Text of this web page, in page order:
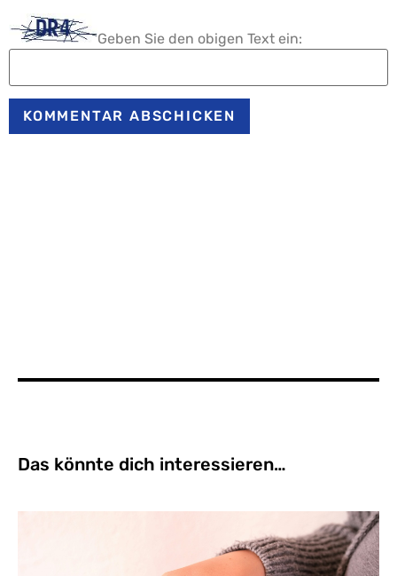
Geben Sie den obigen Text ein:
Das könnte dich interessieren…